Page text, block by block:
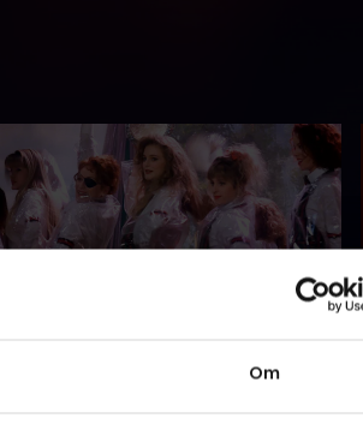
Om
Windom Earle lærer om Miss Twin